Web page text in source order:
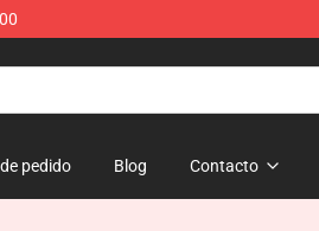
pedido Blog Contacto